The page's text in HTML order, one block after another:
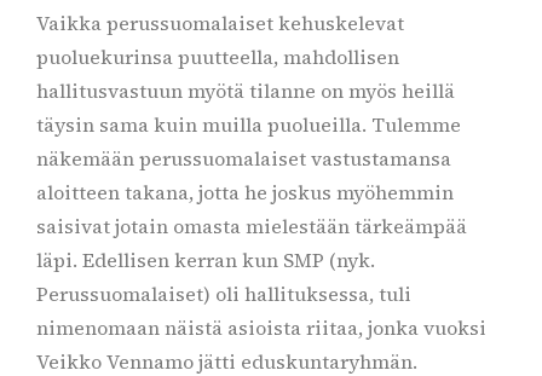
Vaikka perussuomalaiset kehuskelevat
puoluekurinsa puutteella, mahdollisen
hallitusvastuun myötä tilanne on myös heillä
täysin sama kuin muilla puolueilla. Tulemme
näkemään perussuomalaiset vastustamansa
aloitteen takana, jotta he joskus myöhemmin
saisivat jotain omasta mielestään tärkeämpää
läpi. Edellisen kerran kun SMP (nyk.
Perussuomalaiset) oli hallituksessa, tuli
nimenomaan näistä asioista riitaa, jonka vuoksi
Veikko Vennamo jätti eduskuntaryhmän.